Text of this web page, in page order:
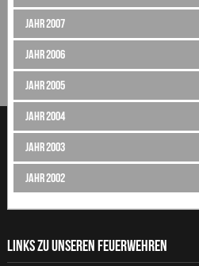
Jahr 2007
Jahr 2006
Jahr 2005
Jahr 2004
Jahr 2003
Jahr 2002
LINKS ZU UNSEREN FEUERWEHREN